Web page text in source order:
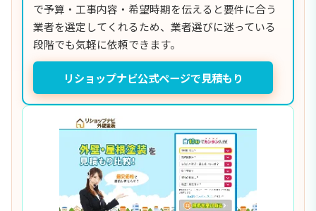
で予算・工事内容・希望時期を伝えると要件に合う
業者を選定してくれるため、業者選びに迷っている
段階でも気軽に依頼できます。
リショップナビ公式ページで見積もり